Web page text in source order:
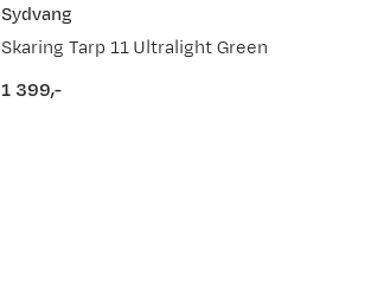
Sydvang
Skaring Tarp 11 Ultralight Green
price
1 399,-